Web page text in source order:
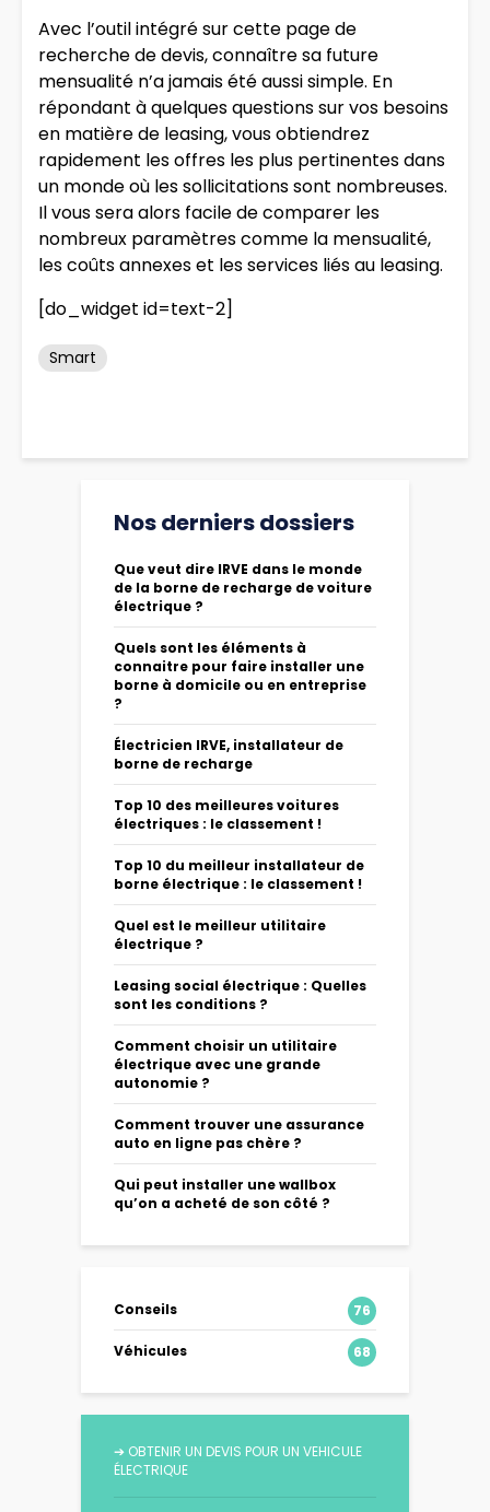
Avec l’outil intégré sur cette page de
recherche de devis, connaître sa future
mensualité n’a jamais été aussi simple. En
répondant à quelques questions sur vos besoins
en matière de leasing, vous obtiendrez
rapidement les offres les plus pertinentes dans
un monde où les sollicitations sont nombreuses.
Il vous sera alors facile de comparer les
nombreux paramètres comme la mensualité,
les coûts annexes et les services liés au leasing.
[do_widget id=text-2]
Smart
Nos derniers dossiers
Que veut dire IRVE dans le monde
de la borne de recharge de voiture
électrique ?
Quels sont les éléments à
connaitre pour faire installer une
borne à domicile ou en entreprise
?
Électricien IRVE, installateur de
borne de recharge
Top 10 des meilleures voitures
électriques : le classement !
Top 10 du meilleur installateur de
borne électrique : le classement !
Quel est le meilleur utilitaire
électrique ?
Leasing social électrique : Quelles
sont les conditions ?
Comment choisir un utilitaire
électrique avec une grande
autonomie ?
Comment trouver une assurance
auto en ligne pas chère ?
Qui peut installer une wallbox
qu’on a acheté de son côté ?
Conseils 76
Véhicules 68
➔ OBTENIR UN DEVIS POUR UN VEHICULE
ÉLECTRIQUE